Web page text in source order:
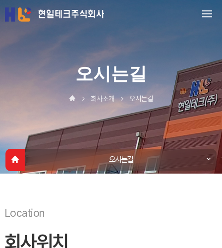
오시는길
회사소개 오시는길
오시는길
Location
회사위치